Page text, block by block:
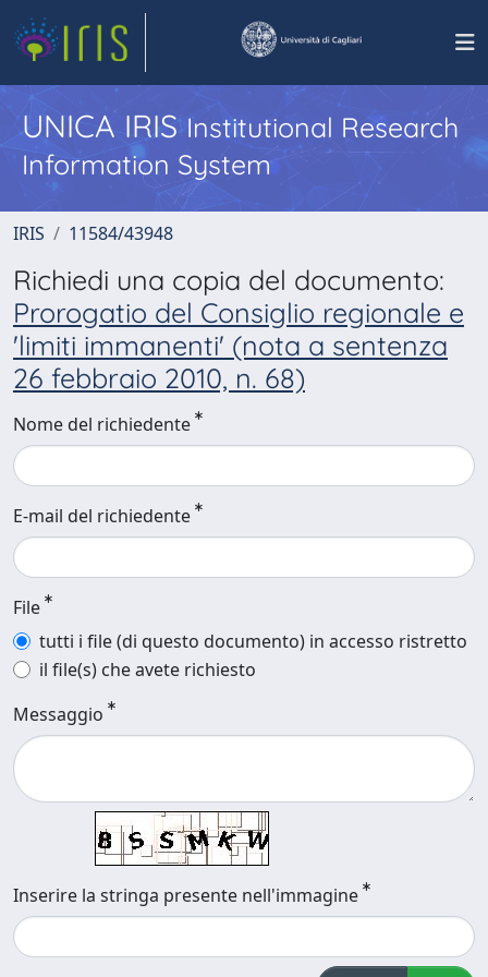
UNICA IRISInstitutional Research
Information System
IRIS 11584/43948
Richiedi una copia del documento:
Prorogatio del Consiglio regionale e
'limiti immanenti' (nota a sentenza
26 febbraio 2010, n. 68)
Nome del richiedente
E-mail del richiedente
File
tutti i file (di questo documento) in accesso ristretto
il file(s) che avete richiesto
Messaggio
Inserire la stringa presente nell'immagine